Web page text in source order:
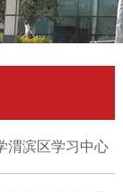
渭滨区学习中心